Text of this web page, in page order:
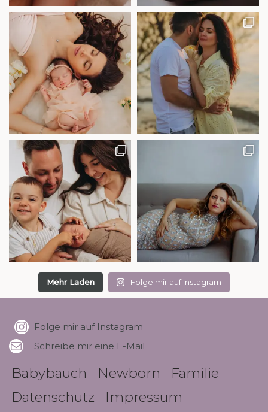
Mehr Laden Folge mir auf Instagram
Folge mir auf Instagram
Schreibe mir eine E-Mail
Babybauch Newborn
Familie
Datenschutz
Impressum